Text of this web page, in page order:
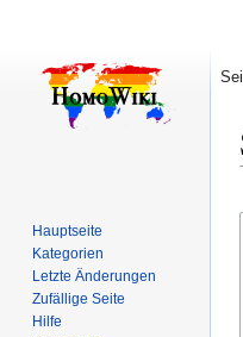
Hauptseite
Kategorien
Letzte Änderungen
Zufällige Seite
Hilfe